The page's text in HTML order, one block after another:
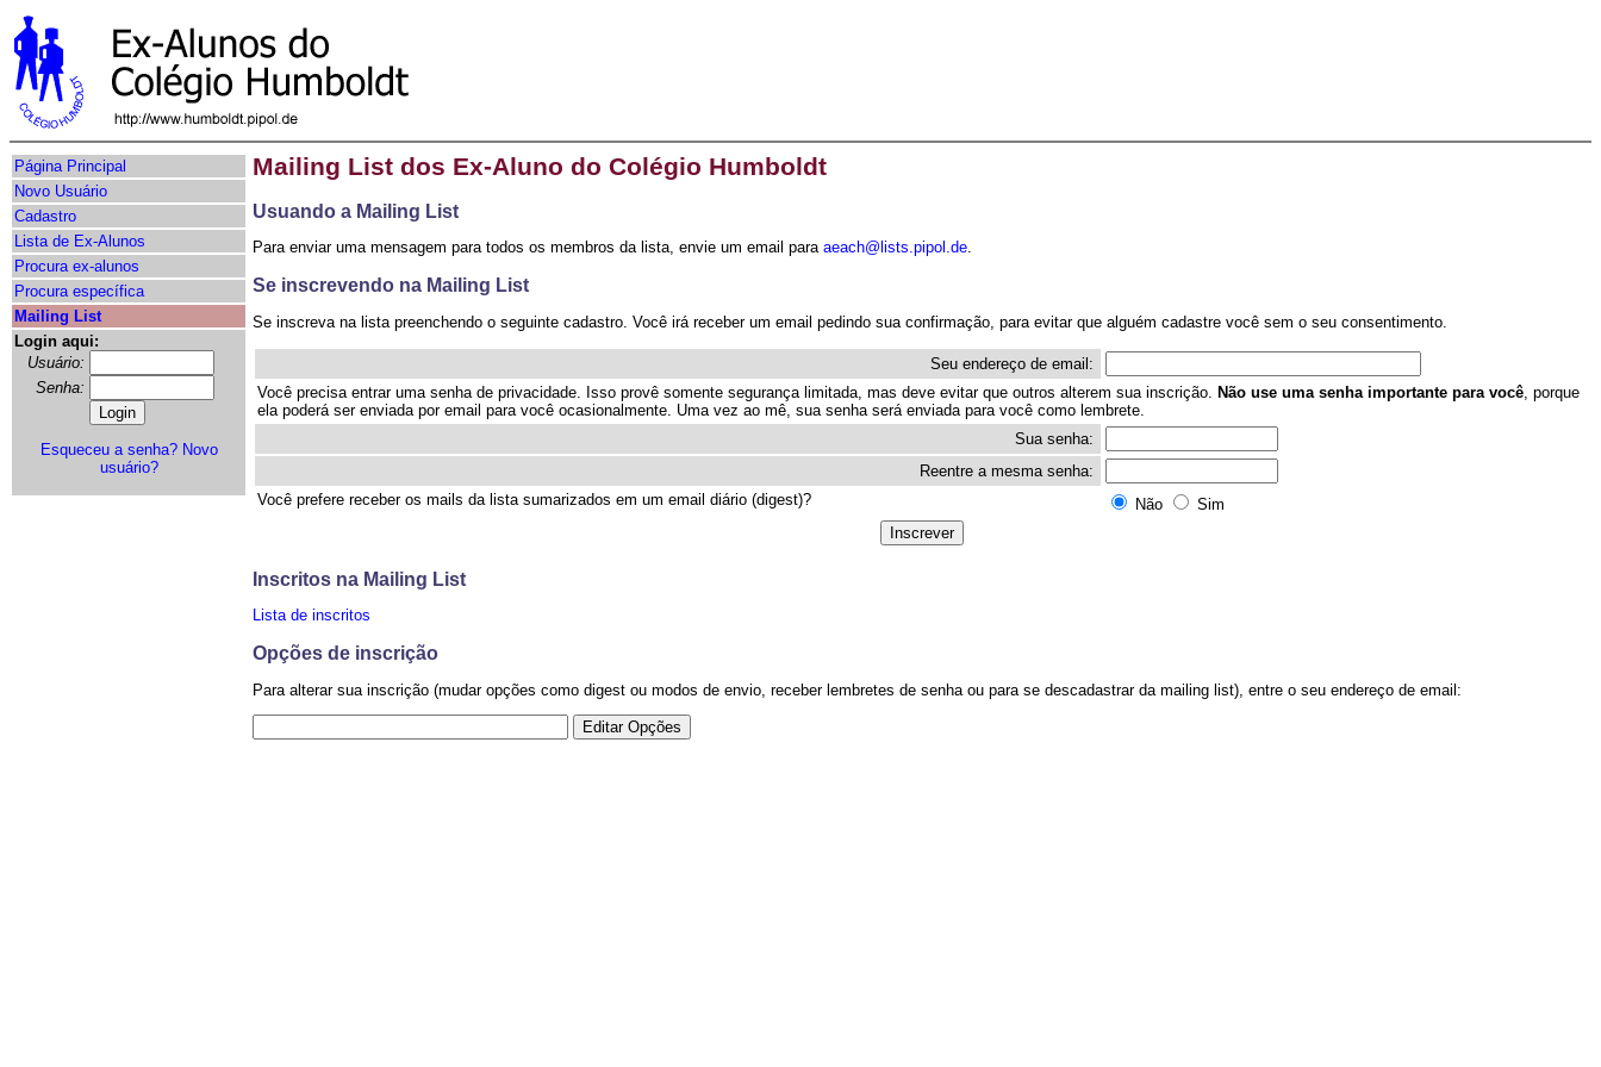
Página Principal
Novo Usuário
Cadastro
Lista de Ex-Alunos
Procura ex-alunos
Procura específica
Mailing List
Login aqui:
Usuário:
Senha:
Esqueceu a senha? Novo
usuário?
Mailing List dos Ex-Aluno do Colégio Humboldt
Usuando a Mailing List
Para enviar uma mensagem para todos os membros da lista, envie um email para aeach@lists.pipol.de.
Se inscrevendo na Mailing List
Se inscreva na lista preenchendo o seguinte cadastro. Você irá receber um email pedindo sua confirmação, para evitar que alguém cadastre você sem o seu consentimento.
Seu endereço de email:
Você precisa entrar uma senha de privacidade. Isso provê somente segurança limitada, mas deve evitar que outros alterem sua inscrição.
Não use uma senha importante para você , porque
ela poderá ser enviada por email para você ocasionalmente. Uma vez ao mê, sua senha será enviada para você como lembrete.
Sua senha:
Reentre a mesma senha:
Você prefere receber os mails da lista sumarizados em um email diário (digest)?
Não Sim
Inscritos na Mailing List
Lista de inscritos
Opções de inscrição
Para alterar sua inscrição (mudar opções como digest ou modos de envio, receber lembretes de senha ou para se descadastrar da mailing list), entre o seu endereço de email: